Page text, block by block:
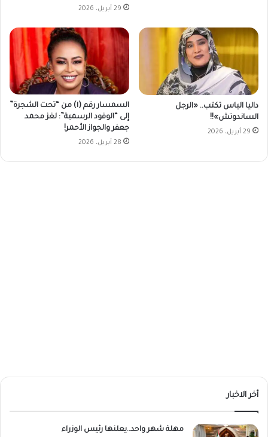
29 أبريل، 2026
داليا الياس تكتب.. «الرجل
الساندوتش»!!
29 أبريل، 2026
السمسار رقم (١) من “تحت الشجرة”
إلى “الوفود الرسمية”: لغز محمد
جعفر والجواز الأحمر!
28 أبريل، 2026
أخر الاخبار
مهلة شهر واحد..يعلنها رئيس الوزراء